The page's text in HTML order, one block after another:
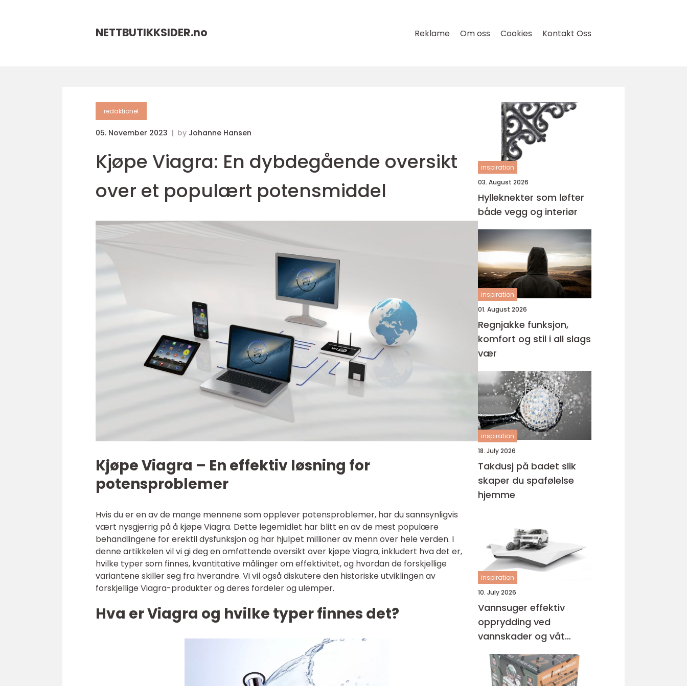
NETTBUTIKKSIDER.no Reklame Om oss Cookies Kontakt Oss
redaktionel
05. November 2023 by Johanne Hansen
Kjøpe Viagra: En dybdegående oversikt
over et populært potensmiddel
Kjøpe Viagra – En effektiv løsning for
potensproblemer
Hvis du er en av de mange mennene som opplever potensproblemer, har du sannsynligvis
vært nysgjerrig på å kjøpe Viagra. Dette legemidlet har blitt en av de mest populære
behandlingene for erektil dysfunksjon og har hjulpet millioner av menn over hele verden. I
denne artikkelen vil vi gi deg en omfattende oversikt over kjøpe Viagra, inkludert hva det er,
hvilke typer som finnes, kvantitative målinger om effektivitet, og hvordan de forskjellige
variantene skiller seg fra hverandre. Vi vil også diskutere den historiske utviklingen av
forskjellige Viagra-produkter og deres fordeler og ulemper.
Hva er Viagra og hvilke typer finnes det?
inspiration
03. August 2026
Hylleknekter som løfter
både vegg og interiør
inspiration
01. August 2026
Regnjakke funksjon,
komfort og stil i all slags
vær
inspiration
18. July 2026
Takdusj på badet slik
skaper du spafølelse
hjemme
inspiration
10. July 2026
Vannsuger effektiv
opprydding ved
vannskader og våt
rengjøring